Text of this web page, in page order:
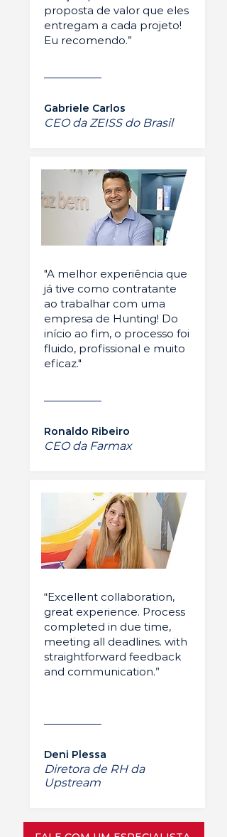
proposta de valor que eles
entregam a cada projeto!
Eu recomendo.”
Gabriele Carlos
CEO da ZEISS do Brasil
"A melhor experiência que
já tive como contratante
ao trabalhar com uma
empresa de Hunting! Do
início ao fim, o processo foi
fluido, profissional e muito
eficaz."
Ronaldo Ribeiro
CEO da Farmax
“Excellent collaboration,
great experience. Process
completed in due time,
meeting all deadlines. with
straightforward feedback
and communication.”
Deni Plessa
Diretora de RH da
Upstream